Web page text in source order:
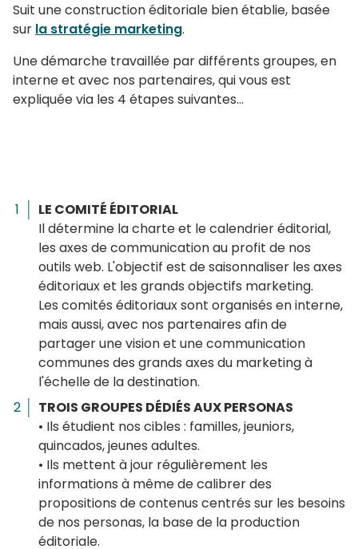
Suit une construction éditoriale bien établie, basée
sur la stratégie marketing.
Une démarche travaillée par différents groupes, en
interne et avec nos partenaires, qui vous est
expliquée via les 4 étapes suivantes...
LE COMITÉ ÉDITORIAL
Il détermine la charte et le calendrier éditorial,
les axes de communication au profit de nos
outils web. L'objectif est de saisonnaliser les axes
éditoriaux et les grands objectifs marketing.
Les comités éditoriaux sont organisés en interne,
mais aussi, avec nos partenaires afin de
partager une vision et une communication
communes des grands axes du marketing à
l'échelle de la destination.
TROIS GROUPES DÉDIÉS AUX PERSONAS
• Ils étudient nos cibles : familles, jeuniors,
quincados, jeunes adultes.
• Ils mettent à jour régulièrement les
informations à même de calibrer des
propositions de contenus centrés sur les besoins
de nos personas, la base de la production
éditoriale.